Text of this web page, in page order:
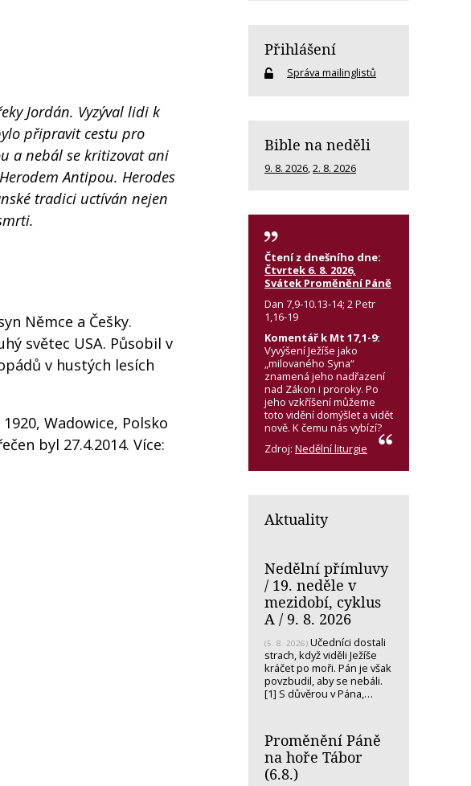
Jordán. Vyzýval lidi k
připravit cestu pro
a nebál se kritizovat ani
Antipou. Herodes
tradici uctíván nejen
Němce a Češky.
světec USA. Působil v
v hustých lesích
Wadowice, Polsko
byl 27.4.2014. Více:
Přihlášení
Správa mailinglistů
Bible na neděli
9. 8. 2026 2. 8. 2026
Čtení z dnešního dne:
Čtvrtek 6. 8. 2026,
Svátek Proměnění Páně
Dan 7,9-10.13-14; 2 Petr
1,16-19
Komentář k Mt 17,1-9:
Vyvýšení Ježíše jako
„milovaného Syna“
znamená jeho nadřazení
nad Zákon i proroky. Po
jeho vzkříšení můžeme
toto vidění domýšlet a vidět
nově. K čemu nás vybízí?
Zdroj: Nedělní liturgie
Aktuality
Nedělní přímluvy
/ 19. neděle v
mezidobí, cyklus
A / 9. 8. 2026
(5. 8. 2026) Učedníci dostali
strach, když viděli Ježíše
kráčet po moři. Pán je však
povzbudil, aby se nebáli.
[1] S důvěrou v Pána,…
Proměnění Páně
na hoře Tábor
(6.8.)